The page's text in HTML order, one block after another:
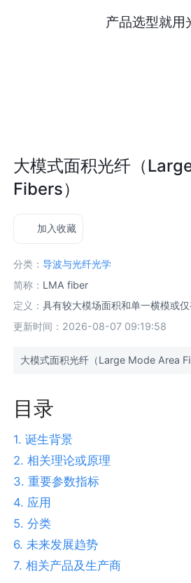
产品选型就用
大模式面积光纤（
Fibers）
加入收藏
分类：导波与光纤光学
简称： LMA fiber
定义：具有较大模场面积和单一横模或
更新时间：2026-08-07 09:19:58
大模式面积光纤（Large Mode Area
目录
1. 诞生背景
2. 相关理论或原理
3. 重要参数指标
4. 应用
5. 分类
6. 未来发展趋势
7. 相关产品及生产商